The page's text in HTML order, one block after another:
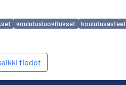
koulutusluokitukset koulutusasteet
tiedot